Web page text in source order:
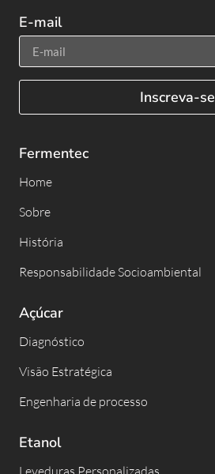
E-mail
Inscreva-se
Fermentec
Home
Sobre
História
Responsabilidade Socioambiental
Açúcar
Diagnóstico
Visão Estratégica
Engenharia de processo
Etanol